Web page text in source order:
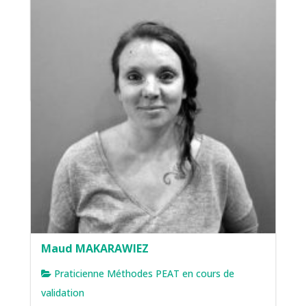
Formatrice et Praticienne Méthodes PEAT-
Sophrologue – Relation d’aide -Soins
énergétiques et quantiques (Healy)
Maud MAKARAWIEZ
Praticienne Méthodes PEAT en cours de
validation